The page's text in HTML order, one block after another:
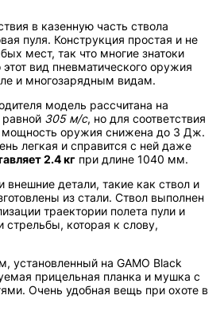
в казенную часть ствола
пуля. Конструкция простая и не
мест, так что многие знатоки
вид пневматического оружия
и многозарядным видам.
модель рассчитана на
равной 305 м/с, но для соответствия
мощность оружия снижена до 3 Дж.
легкая и справится с ней даже
2.4 кг при длине 1040 мм.
внешние детали, такие как ствол и
из стали. Ствол выполнен
траектории полета пули и
стрельбы, которая к слову,
установленный на GAMO Black
прицельная планка и мушка с
Очень удобная вещь при охоте в